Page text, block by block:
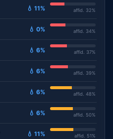
💧 11% affid. 32%
💧 0% affid. 34%
💧 6% affid. 37%
💧 6% affid. 39%
💧 6% affid. 48%
💧 6% affid. 50%
💧 11% affid. 51%